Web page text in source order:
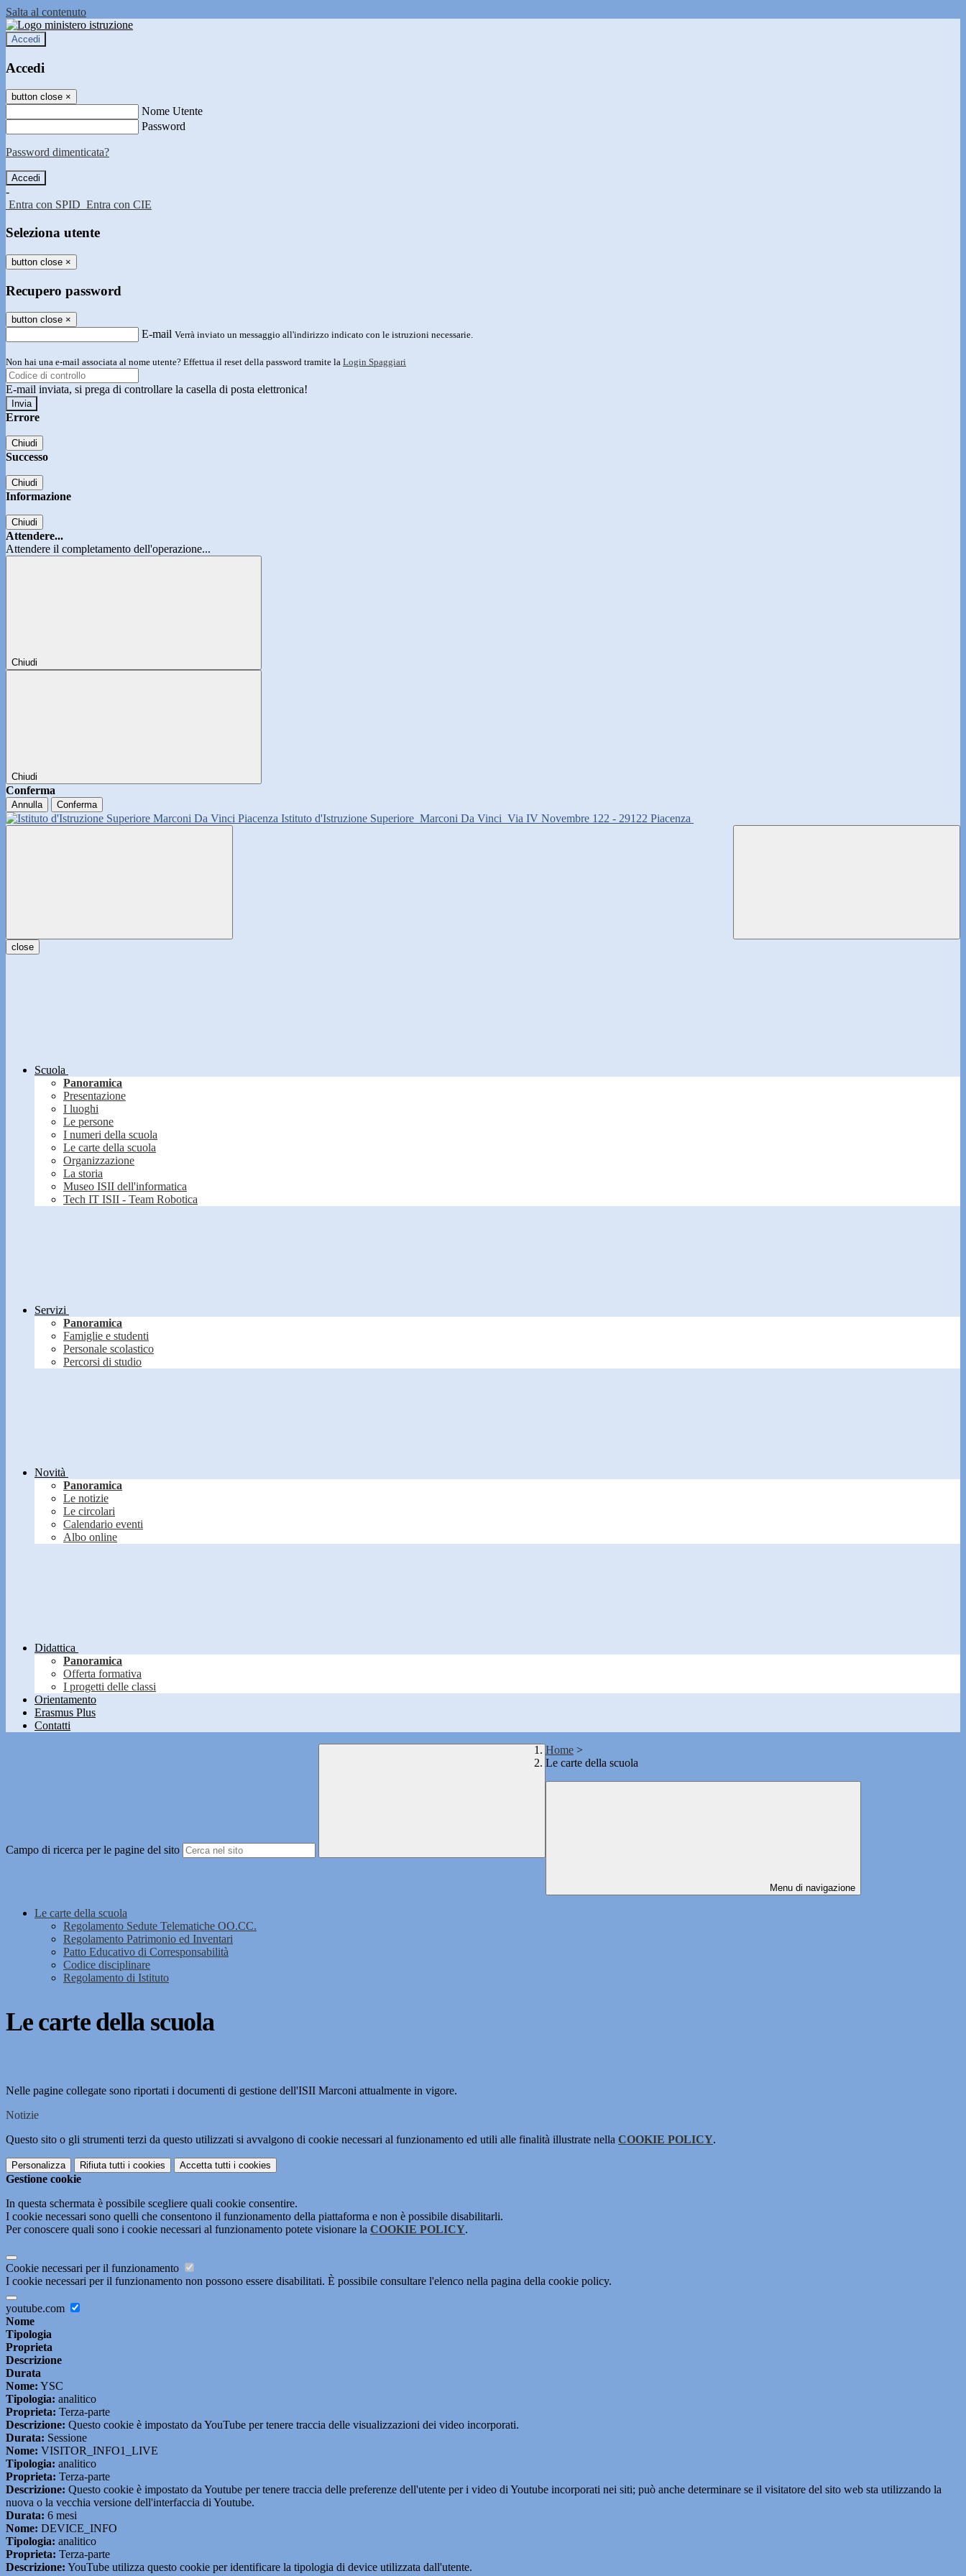
Salta al contenuto
Accedi
Accedi
button close ×
Nome Utente
Password
Password dimenticata?
-
Entra con SPID Entra con CIE
Seleziona utente
button close ×
Recupero password
button close ×
E-mail Verrà inviato un messaggio all'indirizzo indicato con le istruzioni necessarie.
Non hai una e-mail associata al nome utente? Effettua il reset della password tramite la Login Spaggiari
E-mail inviata, si prega di controllare la casella di posta elettronica!
Errore
Chiudi
Successo
Chiudi
Informazione
Chiudi
Attendere...
Attendere il completamento dell'operazione...
Chiudi
Chiudi
Conferma
Annulla Conferma
Istituto d'Istruzione Superiore Marconi Da Vinci Via IV Novembre 122 - 29122 Piacenza
close
Scuola
Panoramica
Presentazione
I luoghi
Le persone
I numeri della scuola
Le carte della scuola
Organizzazione
La storia
Museo ISII dell'informatica
Tech IT ISII - Team Robotica
Servizi
Panoramica
Famiglie e studenti
Personale scolastico
Percorsi di studio
Novità
Panoramica
Le notizie
Le circolari
Calendario eventi
Albo online
Didattica
Panoramica
Offerta formativa
I progetti delle classi
Orientamento
Erasmus Plus
Contatti
Campo di ricerca per le pagine del sito
Home >
Le carte della scuola
Menu di navigazione
Le carte della scuola
Regolamento Sedute Telematiche OO.CC.
Regolamento Patrimonio ed Inventari
Patto Educativo di Corresponsabilità
Codice disciplinare
Regolamento di Istituto
Le carte della scuola
Nelle pagine collegate sono riportati i documenti di gestione dell'ISII Marconi attualmente in vigore.
Notizie
Questo sito o gli strumenti terzi da questo utilizzati si avvalgono di cookie necessari al funzionamento ed utili alle finalità illustrate nella COOKIE POLICY.
Personalizza Rifiuta tutti i cookies Accetta tutti i cookies
Gestione cookie
In questa schermata è possibile scegliere quali cookie consentire.
I cookie necessari sono quelli che consentono il funzionamento della piattaforma e non è possibile disabilitarli.
Per conoscere quali sono i cookie necessari al funzionamento potete visionare la COOKIE POLICY.
Cookie necessari per il funzionamento
I cookie necessari per il funzionamento non possono essere disabilitati. È possibile consultare l'elenco nella pagina della cookie policy.
youtube.com
Nome
Tipologia
Proprieta
Descrizione
Durata
Nome: YSC
Tipologia: analitico
Proprieta: Terza-parte
Descrizione: Questo cookie è impostato da YouTube per tenere traccia delle visualizzazioni dei video incorporati.
Durata: Sessione
Nome: VISITOR_INFO1_LIVE
Tipologia: analitico
Proprieta: Terza-parte
Descrizione: Questo cookie è impostato da Youtube per tenere traccia delle preferenze dell'utente per i video di Youtube incorporati nei siti; può anche determinare se il visitatore del sito web sta utilizzando la
nuova o la vecchia versione dell'interfaccia di Youtube.
Durata: 6 mesi
Nome: DEVICE_INFO
Tipologia: analitico
Proprieta: Terza-parte
Descrizione: YouTube utilizza questo cookie per identificare la tipologia di device utilizzata dall'utente.